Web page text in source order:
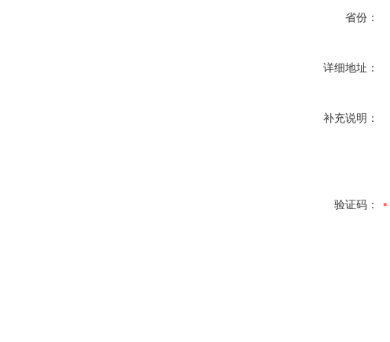
省份：
详细地址：
补充说明：
验证码：